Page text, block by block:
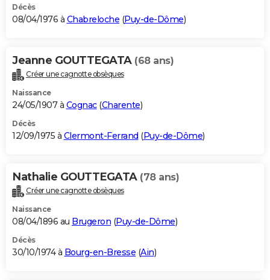
Décès
08/04/1976 à Chabreloche (Puy-de-Dôme)
Jeanne GOUTTEGATA (68 ans)
Créer une cagnotte obsèques
Naissance
24/05/1907 à Cognac(Charente)
Décès
12/09/1975 à Clermont-Ferrand (Puy-de-Dôme)
Nathalie GOUTTEGATA (78 ans)
Créer une cagnotte obsèques
Naissance
08/04/1896 au Brugeron (Puy-de-Dôme)
Décès
30/10/1974 à Bourg-en-Bresse (Ain)